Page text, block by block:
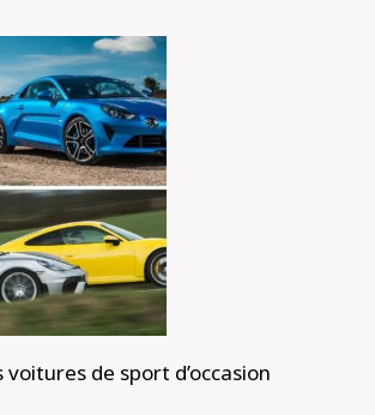
de sport d’occasion